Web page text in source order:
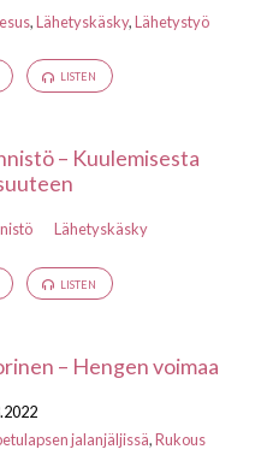
,Lähetyskäsky,Lähetystyö
LISTEN
– Kuulemisesta
Lähetyskäsky
LISTEN
– Hengen voimaa
jalanjäljissä,Rukous